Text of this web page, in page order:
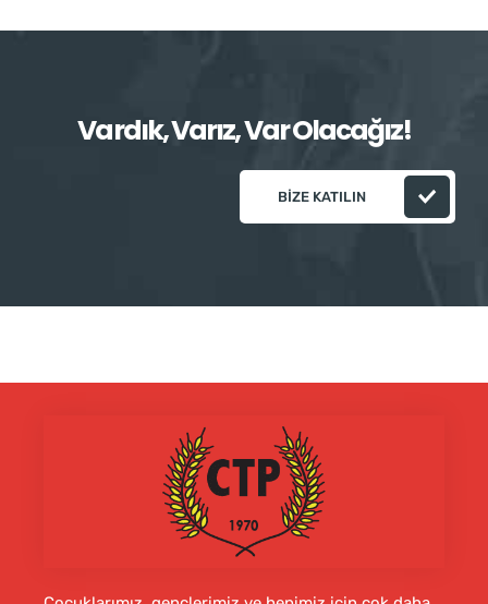
Vardık, Varız, Var Olacağız!
BIZE KATILIN